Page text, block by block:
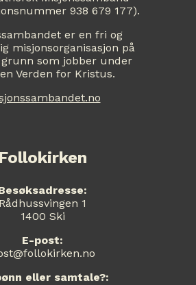
938 679 177).
er en fri og
misjonsorganisasjon på
som jobber under
Verden for Kristus.
Follokirken
Rådhussvingen 1
1400 Ski
E-post:
eller samtale?: